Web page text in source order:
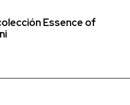
Essence of